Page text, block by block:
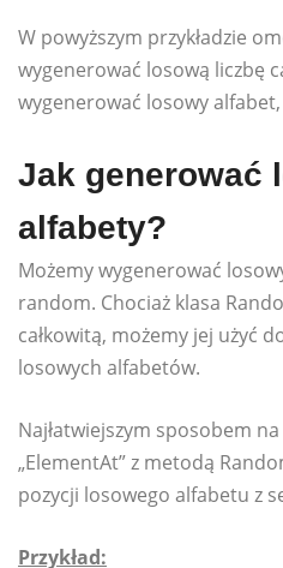
W powyższym przykładzie
wygenerować losową liczbę
wygenerować losowy
Jak generować
alfabety?
Możemy wygenerować
random. Chociaż klasa
całkowitą, możemy jej użyć
losowych alfabetów.
Najłatwiejszym sposobem
„ElementAt” z metodą
pozycji losowego alfabetu z
Przykład: